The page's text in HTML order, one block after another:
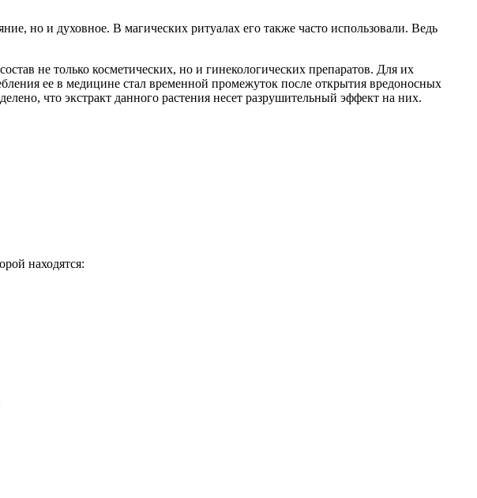
но и духовное. В магических ритуалах его также часто использовали. Ведь
не только косметических, но и гинекологических препаратов. Для их
ее в медицине стал временной промежуток после открытия вредоносных
что экстракт данного растения несет разрушительный эффект на них.
находятся: